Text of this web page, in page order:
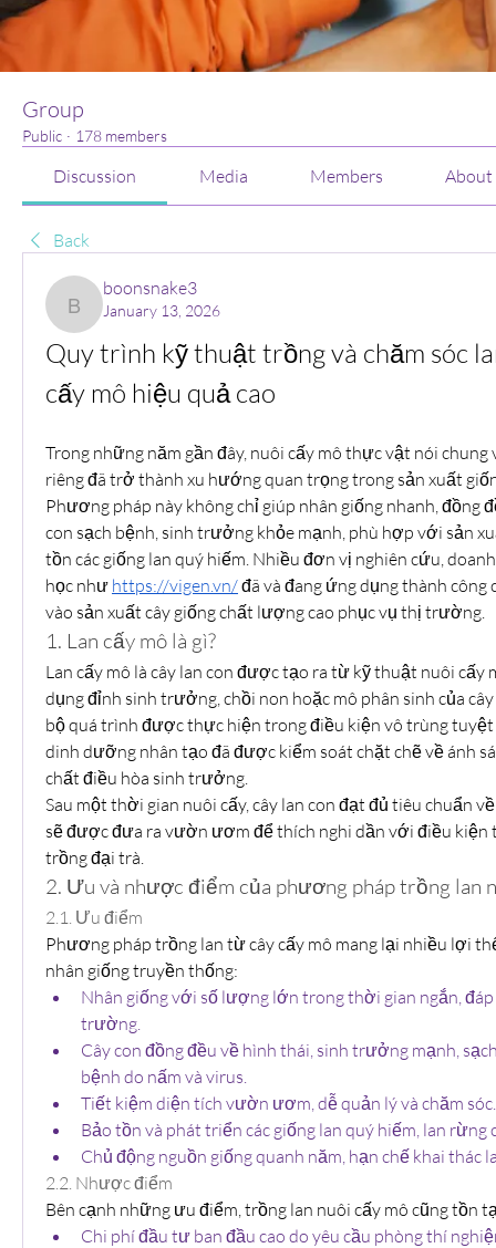
Group
Public · 178 members
Discussion Media Members About
Back
boonsnake3
boonsnake3
January 13, 2026
Quy trình kỹ thuật trồng và chăm sóc
cấy mô hiệu quả cao
Trong những năm gần đây, nuôi cấy mô thực vật nói chung
riêng đã trở thành xu hướng quan trọng trong sản xuất
Phương pháp này không chỉ giúp nhân giống nhanh, đồng
con sạch bệnh, sinh trưởng khỏe mạnh, phù hợp với sản
tồn các giống lan quý hiếm. Nhiều đơn vị nghiên cứu,
học như https://vigen.vn/ đã và đang ứng dụng thành công
vào sản xuất cây giống chất lượng cao phục vụ thị trường.
1. Lan cấy mô là gì?
Lan cấy mô là cây lan con được tạo ra từ kỹ thuật nuôi cấy
dụng đỉnh sinh trưởng, chồi non hoặc mô phân sinh của
bộ quá trình được thực hiện trong điều kiện vô trùng
dinh dưỡng nhân tạo đã được kiểm soát chặt chẽ về ánh
chất điều hòa sinh trưởng.
Sau một thời gian nuôi cấy, cây lan con đạt đủ tiêu chuẩn
sẽ được đưa ra vườn ươm để thích nghi dần với điều
trồng đại trà.
2. Ưu và nhược điểm của phương pháp trồng lan
2.1. Ưu điểm
Phương pháp trồng lan từ cây cấy mô mang lại nhiều lợi
nhân giống truyền thống:
Nhân giống với số lượng lớn trong thời gian ngắn,
trường.
Cây con đồng đều về hình thái, sinh trưởng mạnh,
bệnh do nấm và virus.
Tiết kiệm diện tích vườn ươm, dễ quản lý và chăm sóc.
Bảo tồn và phát triển các giống lan quý hiếm, lan rừng
Chủ động nguồn giống quanh năm, hạn chế khai thác
2.2. Nhược điểm
Bên cạnh những ưu điểm, trồng lan nuôi cấy mô cũng tồn
Chi phí đầu tư ban đầu cao do yêu cầu phòng thí